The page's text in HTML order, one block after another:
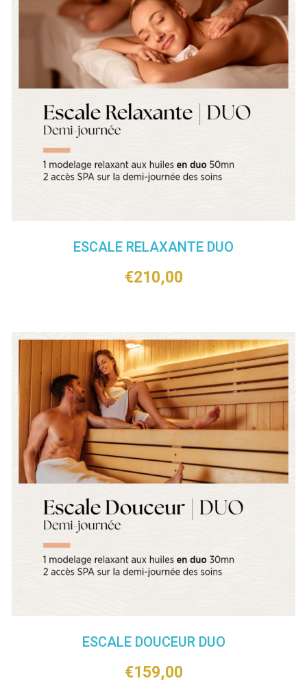
ESCALE RELAXANTE DUO
€210,00
ESCALE DOUCEUR DUO
€159,00